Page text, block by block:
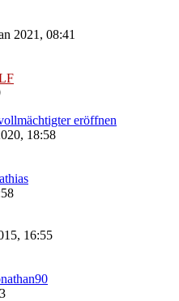
2021, 08:41
eröffnen
18:58
16:55